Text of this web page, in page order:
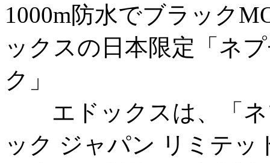
1000m防水でブラック
ックスの日本限定「ネ
ク」
エドックスは、「ネ
ック ジャパン リミテッ